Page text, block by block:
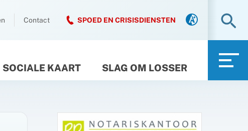
Contact SPOED EN CRISISDIENSTEN
SOCIALE KAART SLAG OM LOSSER